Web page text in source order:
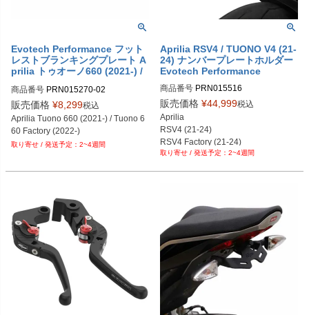
PRN002407-002409-69
PRN002407-002409-72
PRN002407-002409-75
PRN002407-002409-76
PRN002407-002409-77
PRN002407-002409-78
PRN002407-002409-79
PRN002407-002409-80
PRN002407-002409-81
PRN002407-002409-83
PRN002407-002409-85
PRN002407-002409-88
PRN002407-002409-89
PRN002407-002409-90
PRN002407-002409-91
PRN002407-002409-92
PRN002407-002409-93
PRN002407-002409-94
PRN002407-002409-95
PRN002407-002409-96
Evotech Performance フット
レストブランキングプレート A
prilia トゥオーノ660 (2021-) /
-)
商品番号 PRN015270-02
販売価格 ¥8,299税込
Aprilia Tuono 660 (2021-) / Tuono 6
60 Factory (2022-)
2~4週間
Aprilia RSV4 / TUONO V4 (21-
24) ナンバープレートホルダー
Evotech Performance
商品番号 PRN015516
PRN015516-01
PRN015516-02
PRN015516-03
PRN015516-04
販売価格 ¥44,999税込
Aprilia
RSV4 (21-24)
RSV4 Factory (21-24)
Tuono V4 (21-24) 2~4週間